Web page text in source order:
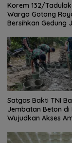
Korem 132/
Warga Gotong
Bersihkan Gedung
Satgas Bakti TNI
Jembatan Beton di
Wujudkan Akses